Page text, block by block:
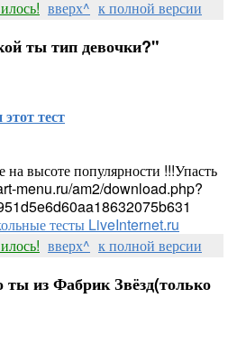
вверх^ к полной версии
ты тип девочки?"
тест
на высоте популярности !!!Упасть
menu.ru/am2/download.php?
тесты LiveInternet.ru
вверх^ к полной версии
ты из Фабрик Звёзд(только